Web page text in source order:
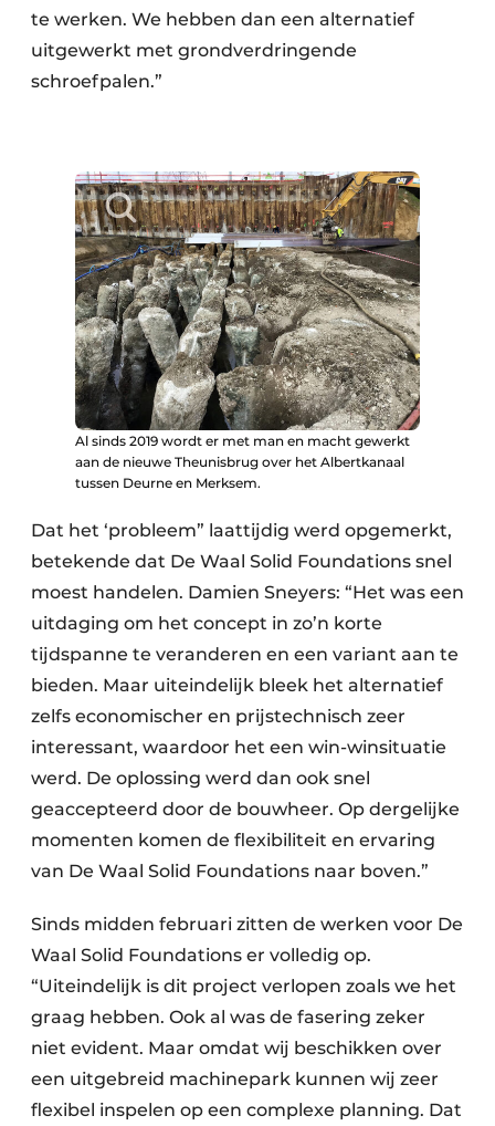
te werken. We hebben dan een alternatief
uitgewerkt met grondverdringende
schroefpalen.”
Al sinds 2019 wordt er met man en macht gewerkt
aan de nieuwe Theunisbrug over het Albertkanaal
tussen Deurne en Merksem.
Dat het ‘probleem” laattijdig werd opgemerkt,
betekende dat De Waal Solid Foundations snel
moest handelen. Damien Sneyers: “Het was een
uitdaging om het concept in zo’n korte
tijdspanne te veranderen en een variant aan te
bieden. Maar uiteindelijk bleek het alternatief
zelfs economischer en prijstechnisch zeer
interessant, waardoor het een win-winsituatie
werd. De oplossing werd dan ook snel
geaccepteerd door de bouwheer. Op dergelijke
momenten komen de flexibiliteit en ervaring
van De Waal Solid Foundations naar boven.”
Sinds midden februari zitten de werken voor De
Waal Solid Foundations er volledig op.
“Uiteindelijk is dit project verlopen zoals we het
graag hebben. Ook al was de fasering zeker
niet evident. Maar omdat wij beschikken over
een uitgebreid machinepark kunnen wij zeer
flexibel inspelen op een complexe planning. Dat